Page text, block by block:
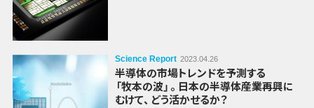
Science Report 2023.04.26
半導体の市場トレンドを予測する
「牧本の波」 。 日本の半導体産業再興に
むけて、 どう活かせるか？